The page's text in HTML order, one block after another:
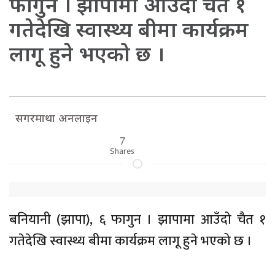
गतेदेखि स्वास्थ्य बीमा कार्यक्रम
लागू हुने भएको छ ।
सगरमाथा अनलाइन
7
Shares
बनियानी (झापा), ६ फागुन । झापामा आउँदो चैत १
गतेदेखि स्वास्थ्य बीमा कार्यक्रम लागू हुने भएको छ ।